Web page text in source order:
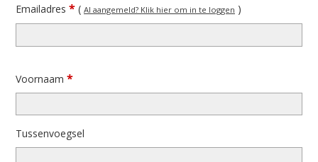
Emailadres * ( Al aangemeld? Klik hier om in te loggen )
Voornaam *
Tussenvoegsel